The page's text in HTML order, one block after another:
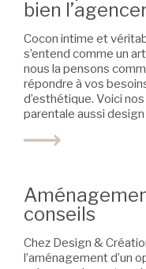
bien
Cocon intime et
s’entend comme un
nous la pensons
répondre à vos
d’esthétique. Voici
parentale aussi
conseils
Chez Design &
l’aménagement d’un